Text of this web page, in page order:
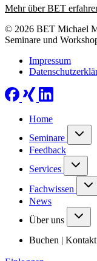
Mehr über BET
© 2026 BET Michael
Seminare und
Impressum
Home
Seminare
Feedback
Services
Fachwissen
News
Über uns
Buchen | Kontakt